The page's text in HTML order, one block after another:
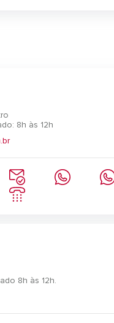
8h às 12h
8h às 12h.